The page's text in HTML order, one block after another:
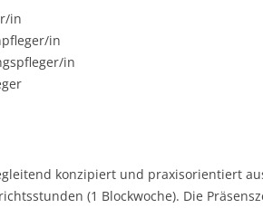
in
in
in
konzipiert und praxisorientiert
(1 Blockwoche). Die